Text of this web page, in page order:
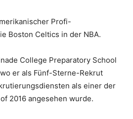
Profi-
Boston Celtics in der NBA.
College Preparatory School
er als Fünf-Sterne-Rekrut
als einer der
2016 angesehen wurde.